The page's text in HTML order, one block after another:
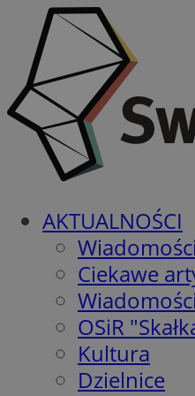
AKTUALNOŚCI
Ciekawe
OSiR
Kultura
Dzielnice